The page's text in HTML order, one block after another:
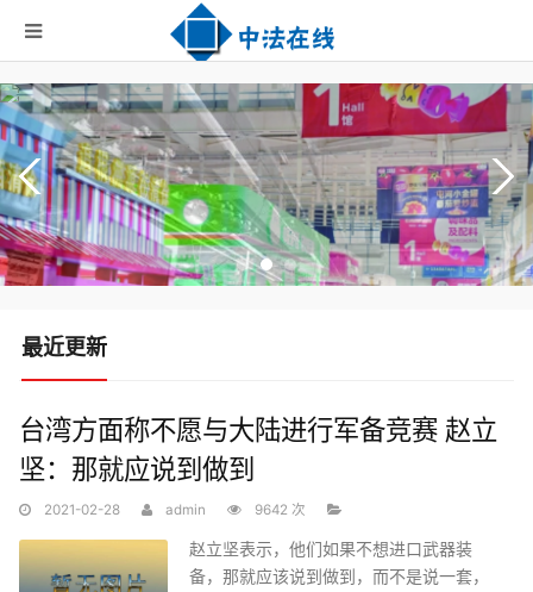
最近更新
台湾方面称不愿与大陆进行军备竞赛 赵立
坚：那就应说到做到
2021-02-28 admin 9642 次
赵立坚表示，他们如果不想进口武器装
备，那就应该说到做到，而不是说一套，